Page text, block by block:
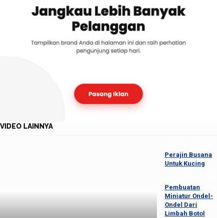
VIDEO LAINNYA
Perajin Busana
Untuk Kucing
Pembuatan
Miniatur Ondel-
Ondel Dari
Limbah Botol